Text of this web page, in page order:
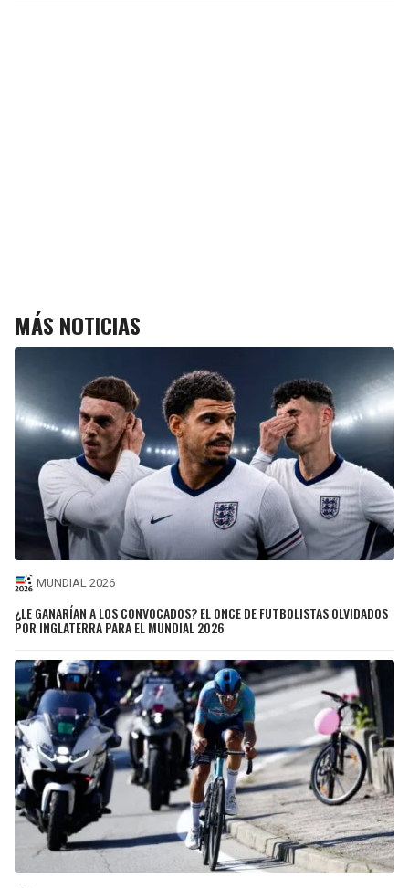
MÁS NOTICIAS
MUNDIAL 2026
¿LE GANARÍAN A LOS CONVOCADOS? EL ONCE DE FUTBOLISTAS OLVIDADOS
POR INGLATERRA PARA EL MUNDIAL 2026